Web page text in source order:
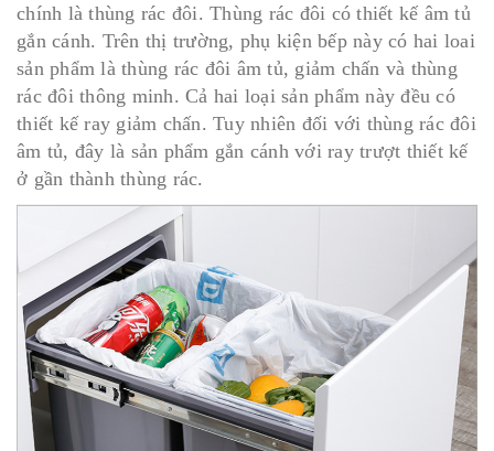
chính là thùng rác đôi. Thùng rác đôi có thiết kế âm tủ
gắn cánh. Trên thị trường, phụ kiện bếp này có hai loai
sản phẩm là thùng rác đôi âm tủ, giảm chấn và thùng
rác đôi thông minh. Cả hai loại sản phẩm này đều có
thiết kế ray giảm chấn. Tuy nhiên đối với thùng rác đôi
âm tủ, đây là sản phẩm gắn cánh với ray trượt thiết kế
ở gần thành thùng rác.